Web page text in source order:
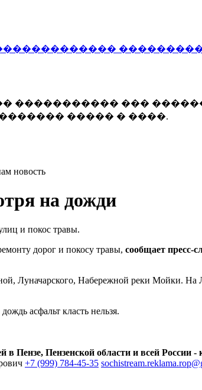
����������� ���
����� � ����.
новость
на дожди
и покос травы.
дорог и покосу травы, сообщает пресс-
Луначарского, Набережной реки Мойки.
асфальт класть нельзя.
Пензе, Пензенской области и всей России -
+7 (999) 784-45-35